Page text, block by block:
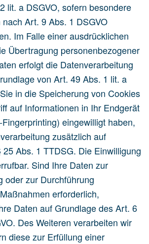
lit. a DSGVO, sofern besondere
Art. 9 Abs. 1 DSGVO
Im Falle einer ausdrücklichen
Übertragung personenbezogener
erfolgt die Datenverarbeitung
von Art. 49 Abs. 1 lit. a
in die Speicherung von Cookies
auf Informationen in Ihr Endgerät
eingewilligt haben,
zusätzlich auf
Abs. 1 TTDSG. Die Einwilligung
Sind Ihre Daten zur
oder zur Durchführung
erforderlich,
Daten auf Grundlage des Art. 6
Des Weiteren verarbeiten wir
diese zur Erfüllung einer